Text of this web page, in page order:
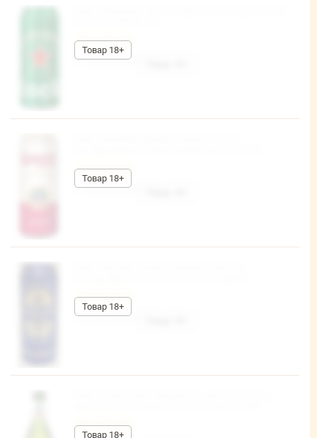
Честный знак
170,02 руб/шт
Честный знак
170,68 руб/шт
Честный знак
123,36 руб/шт
Честный знак